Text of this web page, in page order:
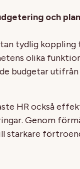
och
tydlig koppling
olika
budgetar
HR också
Genom
starkare